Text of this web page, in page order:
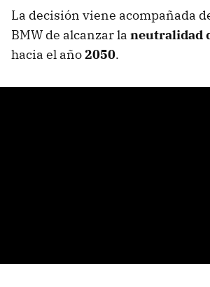
La decisión viene acompañada
BMW de alcanzar la neutralidad
hacia el año2050.